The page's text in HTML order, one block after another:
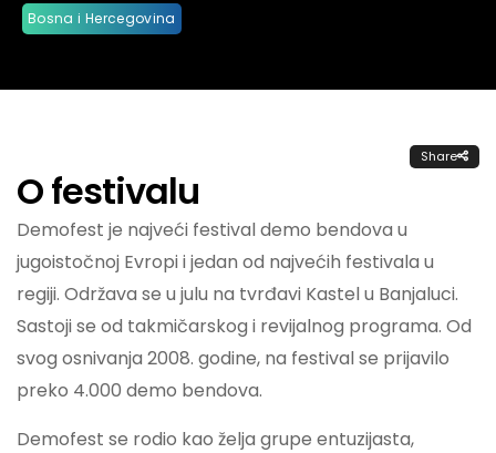
Bosna i Hercegovina
Share
O festivalu
Demofest je najveći festival demo bendova u
jugoistočnoj Evropi i jedan od najvećih festivala u
regiji. Održava se u julu na tvrđavi Kastel u Banjaluci.
Sastoji se od takmičarskog i revijalnog programa. Od
svog osnivanja 2008. godine, na festival se prijavilo
preko 4.000 demo bendova.
Demofest se rodio kao želja grupe entuzijasta,